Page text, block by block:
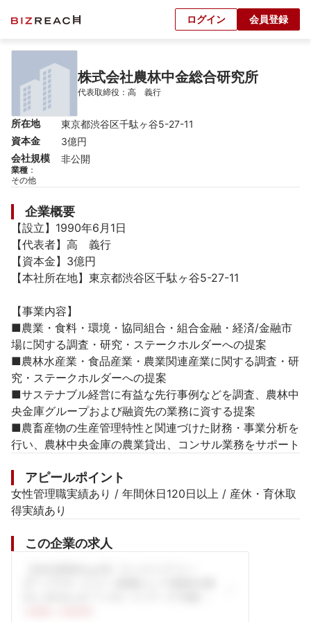
ログイン 会員登録
株式会社農林中金総合研究所
代表取締役：高　義行
所在地
東京都渋谷区千駄ヶ谷5-27-11
資本金
3億円
会社規模
非公開
業種 ：
その他
企業概要
【設立】1990年6月1日
【代表者】高　義行
【資本金】3億円
【本社所在地】東京都渋谷区千駄ヶ谷5-27-11
【事業内容】
■農業・食料・環境・協同組合・組合金融・経済/金融市
場に関する調査・研究・ステークホルダーへの提案
■農林水産業・食品産業・農業関連産業に関する調査・研
究・ステークホルダーへの提案
■サステナブル経営に有益な先行事例などを調査、農林中
央金庫グループおよび融資先の業務に資する提案
■農畜産物の生産管理特性と関連づけた財務・事業分析を
行い、農林中央金庫の農業貸出、コンサル業務をサポート
アピールポイント
女性管理職実績あり / 年間休日120日以上 / 産休・育休取
得実績あり
この企業の求人